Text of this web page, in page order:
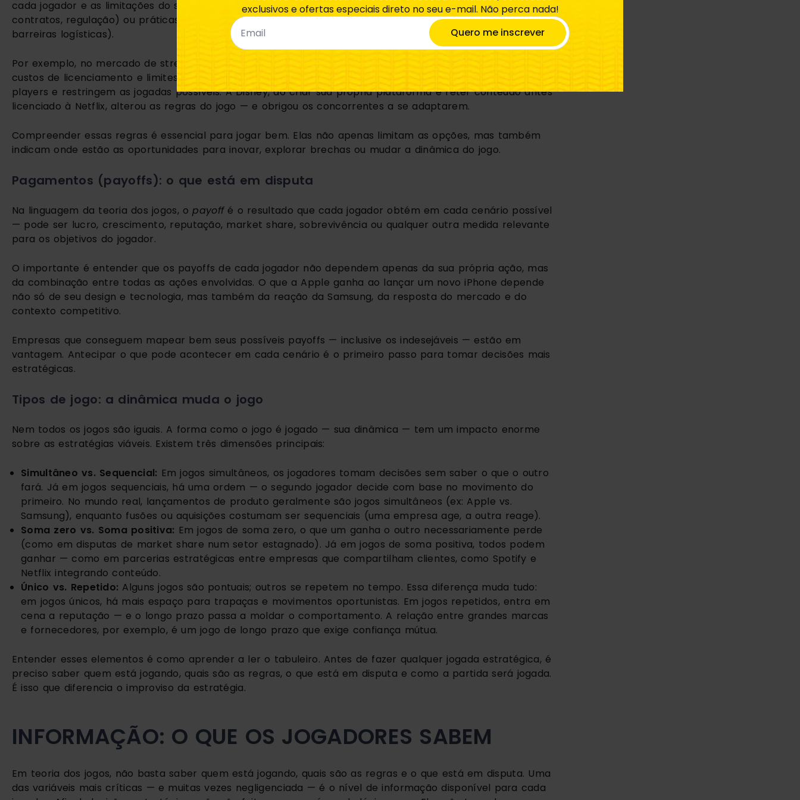
cada jogador e as limitações do sistema. No mundo dos negócios, essas regras podem ser formais (leis,
contratos, regulação) ou práticas (costumes de mercado, padrões tecnológicos, timing de lançamento,
barreiras logísticas).
Por exemplo, no mercado de streaming, as “regras” envolvem direitos autorais, contratos de exclusividade,
custos de licenciamento e limites tecnológicos de distribuição. Essas regras moldam o comportamento dos
players e restringem as jogadas possíveis. A Disney, ao criar sua própria plataforma e reter conteúdo antes
licenciado à Netflix, alterou as regras do jogo — e obrigou os concorrentes a se adaptarem.
Compreender essas regras é essencial para jogar bem. Elas não apenas limitam as opções, mas também
indicam onde estão as oportunidades para inovar, explorar brechas ou mudar a dinâmica do jogo.
Pagamentos (payoffs): o que está em disputa
Na linguagem da teoria dos jogos, opayoffé o resultado que cada jogador obtém em cada cenário possível
— pode ser lucro, crescimento, reputação, market share, sobrevivência ou qualquer outra medida relevante
para os objetivos do jogador.
O importante é entender que os payoffs de cada jogador não dependem apenas da sua própria ação, mas
da combinação entre todas as ações envolvidas. O que a Apple ganha ao lançar um novo iPhone depende
não só de seu design e tecnologia, mas também da reação da Samsung, da resposta do mercado e do
contexto competitivo.
Empresas que conseguem mapear bem seus possíveis payoffs — inclusive os indesejáveis — estão em
vantagem. Antecipar o que pode acontecer em cada cenário é o primeiro passo para tomar decisões mais
estratégicas.
Tipos de jogo: a dinâmica muda o jogo
Nem todos os jogos são iguais. A forma como o jogo é jogado — sua dinâmica — tem um impacto enorme
sobre as estratégias viáveis. Existem três dimensões principais:
Simultâneo vs. Sequencial: Em jogos simultâneos, os jogadores tomam decisões sem saber o que o outro
fará. Já em jogos sequenciais, há uma ordem — o segundo jogador decide com base no movimento do
primeiro. No mundo real, lançamentos de produto geralmente são jogos simultâneos (ex: Apple vs.
Samsung), enquanto fusões ou aquisições costumam ser sequenciais (uma empresa age, a outra reage).
Soma zero vs. Soma positiva: Em jogos de soma zero, o que um ganha o outro necessariamente perde
(como em disputas de market share num setor estagnado). Já em jogos de soma positiva, todos podem
ganhar — como em parcerias estratégicas entre empresas que compartilham clientes, como Spotify e
Netflix integrando conteúdo.
Único vs. Repetido: Alguns jogos são pontuais; outros se repetem no tempo. Essa diferença muda tudo:
em jogos únicos, há mais espaço para trapaças e movimentos oportunistas. Em jogos repetidos, entra em
cena a reputação — e o longo prazo passa a moldar o comportamento. A relação entre grandes marcas
e fornecedores, por exemplo, é um jogo de longo prazo que exige confiança mútua.
Entender esses elementos é como aprender a ler o tabuleiro. Antes de fazer qualquer jogada estratégica, é
preciso saber quem está jogando, quais são as regras, o que está em disputa e como a partida será jogada.
É isso que diferencia o improviso da estratégia.
INFORMAÇÃO: O QUE OS JOGADORES SABEM
Em teoria dos jogos, não basta saber quem está jogando, quais são as regras e o que está em disputa. Uma
das variáveis mais críticas — e muitas vezes negligenciada — é o nível de informação disponível para cada
exclusivos e ofertas especiais direto no seu e-mail. Não perca nada!
Email
* Quero me inscrever